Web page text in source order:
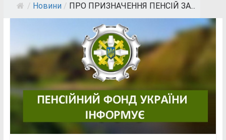
/ Новини / ПРО ПРИЗНАЧЕННЯ ПЕНСІЙ ЗА...